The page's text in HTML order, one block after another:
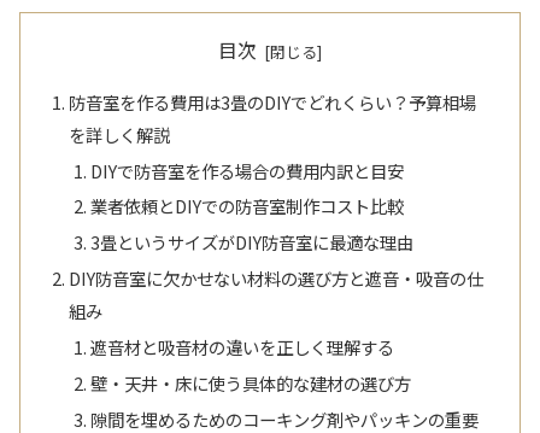
目次
防音室を作る費用は3畳のDIYでどれくらい？予算相場
を詳しく解説
DIYで防音室を作る場合の費用内訳と目安
業者依頼とDIYでの防音室制作コスト比較
3畳というサイズがDIY防音室に最適な理由
DIY防音室に欠かせない材料の選び方と遮音・吸音の仕
組み
遮音材と吸音材の違いを正しく理解する
壁・天井・床に使う具体的な建材の選び方
隙間を埋めるためのコーキング剤やパッキンの重要